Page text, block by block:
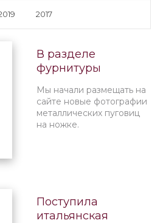
2017
В разделе
фурнитуры
металлические
пуговицы на ножке
Мы начали размещать на
сайте новые фотографии
металлических пуговиц
на ножке.
Поступила
итальянская